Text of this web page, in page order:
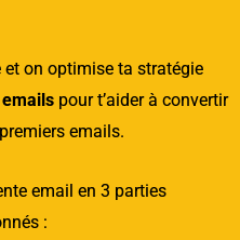
on optimise ta stratégie
pour t’aider à convertir
emails.
email en 3 parties
: